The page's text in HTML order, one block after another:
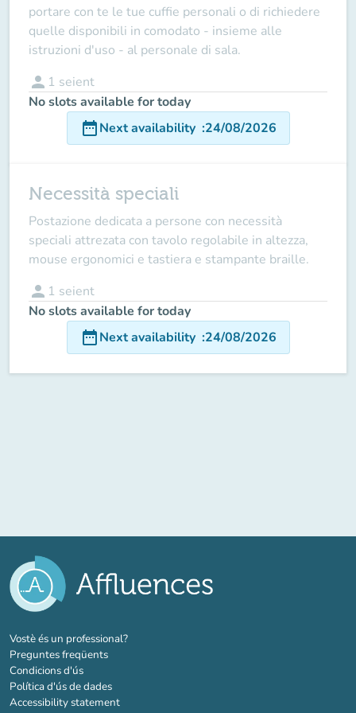
portare con te le tue cuffie personali o di richiedere
quelle disponibili in comodato - insieme alle
istruzioni d'uso - al personale di sala.
person 1 seient
No slots available for today
date_rangeNext availability :24/08/2026
Necessità speciali
Postazione dedicata a persone con necessità
speciali attrezata con tavolo regolabile in altezza,
mouse ergonomici e tastiera e stampante braille.
person 1 seient
No slots available for today
date_rangeNext availability :24/08/2026
Vostè és un professional?(new tab)
Preguntes freqüents
Condicions d'ús
Política d'ús de dades
Accessibility statement